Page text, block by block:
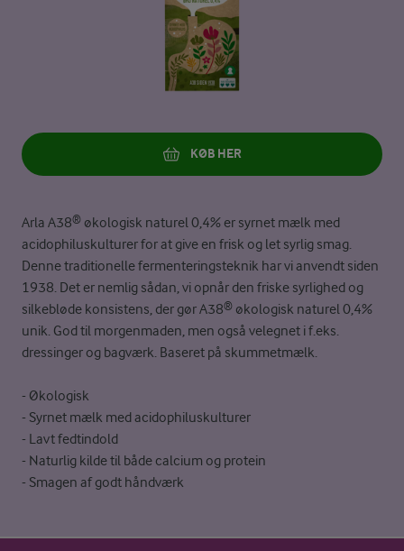
KØB HER
Arla A38® økologisk naturel 0,4% er syrnet mælk med
acidophiluskulturer for at give en frisk og let syrlig smag.
Denne traditionelle fermenteringsteknik har vi anvendt siden
1938. Det er nemlig sådan, vi opnår den friske syrlighed og
silkebløde konsistens, der gør A38® økologisk naturel 0,4%
unik. God til morgenmaden, men også velegnet i f.eks.
dressinger og bagværk. Baseret på skummetmælk.
- Økologisk
- Syrnet mælk med acidophiluskulturer
- Lavt fedtindold
- Naturlig kilde til både calcium og protein
- Smagen af godt håndværk